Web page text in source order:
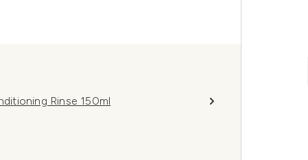
Rinse 150ml